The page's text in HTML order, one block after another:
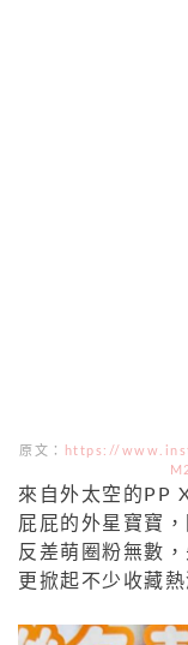
原文：
https://
來自外太空的PP
屁屁的外星寶寶
反差萌圈粉無數
更掀起不少收藏熱